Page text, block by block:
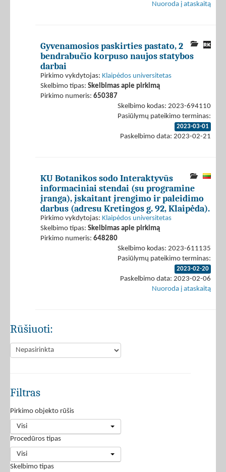
Nuoroda į ataskaitą
Gyvenamosios paskirties pastato, 2
bendrabučio korpuso naujos statybos
darbai
Pirkimo vykdytojas: Klaipėdos universitetas
Skelbimo tipas: Skelbimas apie pirkimą
Pirkimo numeris: 650387
Skelbimo kodas: 2023-694110
Pasiūlymų pateikimo terminas:
2023-03-01
Paskelbimo data: 2023-02-21
KU Botanikos sodo Interaktyvūs
informaciniai stendai (su programine
įranga), įskaitant įrengimo ir paleidimo
darbus (adresu Kretingos g. 92, Klaipėda).
Pirkimo vykdytojas: Klaipėdos universitetas
Skelbimo tipas: Skelbimas apie pirkimą
Pirkimo numeris: 648280
Skelbimo kodas: 2023-611135
Pasiūlymų pateikimo terminas:
2023-02-20
Paskelbimo data: 2023-02-06
Nuoroda į ataskaitą
Rūšiuoti:
Filtras
Pirkimo objekto rūšis
Visi
Procedūros tipas
Visi
Skelbimo tipas